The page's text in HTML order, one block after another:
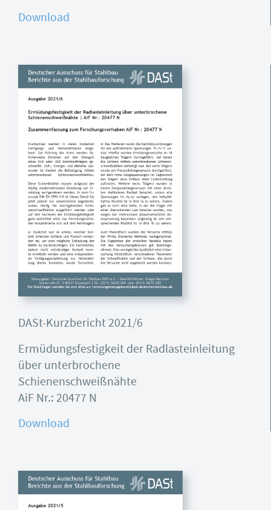
Download
DASt-Kurzbericht 2021/6
Ermüdungsfestigkeit der Radlasteinleitung
über unterbrochene
Schienenschweißnähte
AiF Nr.: 20477 N
Download